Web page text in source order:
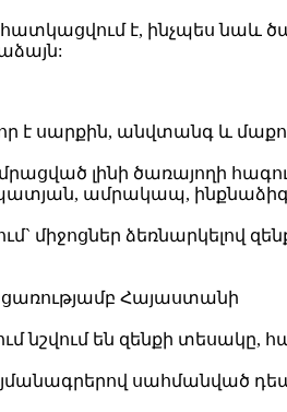
է, ինչպես նաև
է սարքին, անվտանգ և
լինի ծառայողի
ամրակապ,
ձեռնարկելով
Հայաստանի
նշվում են զենքի տեսակը,
սահմանված